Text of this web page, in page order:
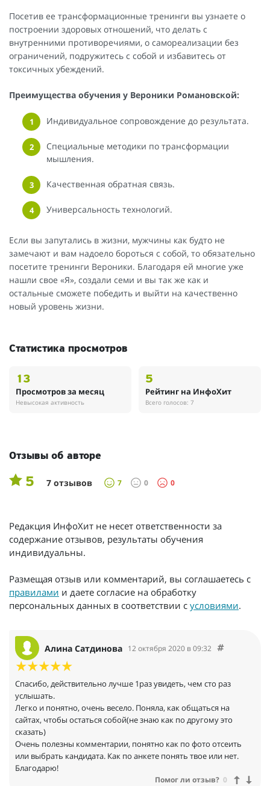
Посетив ее трансформационные тренинги вы узнаете о
построении здоровых отношений, что делать с
внутренними противоречиями, о самореализации без
ограничений, подружитесь с собой и избавитесь от
токсичных убеждений.
Преимущества обучения у Вероники Романовской:
Индивидуальное сопровождение до результата.
Специальные методики по трансформации
мышления.
Качественная обратная связь.
Универсальность технологий.
Если вы запутались в жизни, мужчины как будто не
замечают и вам надоело бороться с собой, то обязательно
посетите тренинги Вероники. Благодаря ей многие уже
нашли свое «Я», создали семи и вы так же как и
остальные сможете победить и выйти на качественно
новый уровень жизни.
Статистика просмотров
13
Просмотров за месяц
Невысокая активность
5
Рейтинг на ИнфоХит
Всего голосов: 7
Отзывы об авторе
5 7 отзывов 7 0 0
Редакция ИнфоХит не несет ответственности за
содержание отзывов, результаты обучения
индивидуальны.
Размещая отзыв или комментарий, вы соглашаетесь с
правилами и даете согласие на обработку
персональных данных в соответствии с условиями.
Алина Сатдинова 12 октября 2020 в 09:32
Спасибо, действительно лучше 1раз увидеть, чем сто раз
услышать.
Легко и понятно, очень весело. Поняла, как общаться на
сайтах, чтобы остаться собой(не знаю как по другому это
сказать)
Очень полезны комментарии, понятно как по фото отсеить
или выбрать кандидата. Как по анкете понять твое или нет.
Благодарю!
Помог ли отзыв? 0